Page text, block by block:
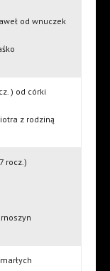
od wnuczek
) od córki
z rodziną
rocz.)